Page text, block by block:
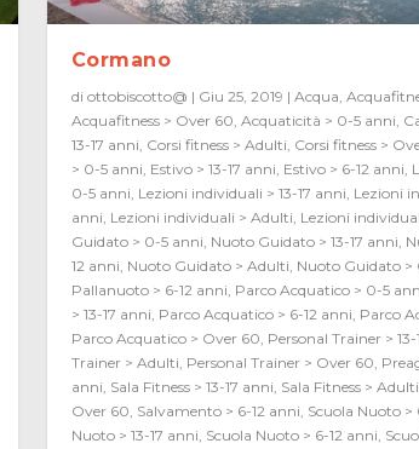
Cormano
di ottobiscotto@ | Giu 25, 2019 | Acqua,
Acquafitness > Over 60, Acquaticità > 0-5 anni,
13-17 anni, Corsi fitness > Adulti, Corsi fitness >
> 0-5 anni, Estivo > 13-17 anni, Estivo > 6-12 anni,
0-5 anni, Lezioni individuali > 13-17 anni, Lezioni
anni, Lezioni individuali > Adulti, Lezioni
Guidato > 0-5 anni, Nuoto Guidato > 13-17 anni,
12 anni, Nuoto Guidato > Adulti, Nuoto Guidato >
Pallanuoto > 6-12 anni, Parco Acquatico > 0-5
> 13-17 anni, Parco Acquatico > 6-12 anni, Parco
Parco Acquatico > Over 60, Personal Trainer >
Trainer > Adulti, Personal Trainer > Over 60,
anni, Sala Fitness > 13-17 anni, Sala Fitness > Adulti
Over 60, Salvamento > 6-12 anni, Scuola Nuoto >
Nuoto > 13-17 anni, Scuola Nuoto > 6-12 anni,